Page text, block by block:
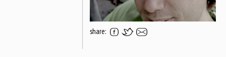
share: